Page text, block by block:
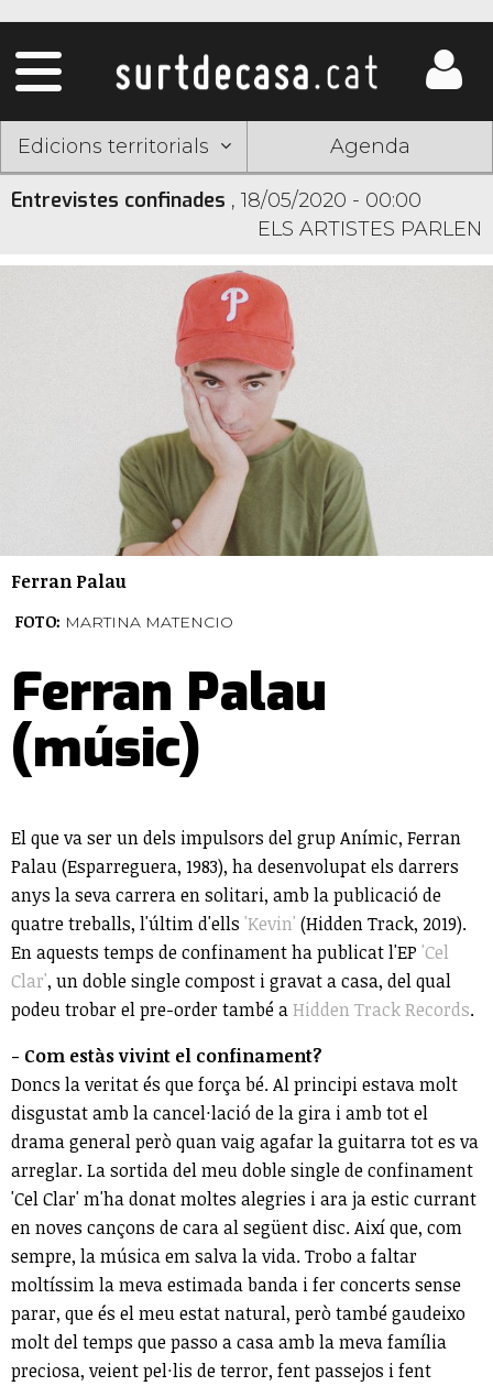
Edicions territorials Agenda
Entrevistes confinades , 18/05/2020 - 00:00
ELS ARTISTES PARLEN
Ferran Palau
FOTO: MARTINA MATENCIO
Ferran Palau
(músic)
El que va ser un dels impulsors del grup Anímic, Ferran
Palau (Esparreguera, 1983), ha desenvolupat els darrers
anys la seva carrera en solitari, amb la publicació de
quatre treballs, l'últim d'ells 'Kevin' (HiddenTrack, 2019).
En aquests temps de confinament ha publicat l'EP 'Cel
Clar', un doble single compost i gravat a casa, del qual
podeu trobar elpre-ordertambé aHidden TrackRecords.
- Com estàs vivint el confinament?
Doncs la veritat és que força bé. Al principi estava molt
disgustat amb la cancel·lació de la gira i amb tot el
drama general però quan vaig agafar la guitarra tot es va
arreglar. La sortida del meu doble single de confinament
'Cel Clar' m'ha donat moltes alegries i ara ja estic currant
en noves cançons de cara al següent disc. Així que, com
sempre, la música em salva la vida. Trobo a faltar
moltíssim la meva estimada banda i fer concerts sense
parar, que és el meu estat natural, però també gaudeixo
molt del temps que passo a casa amb la meva família
preciosa, veient pel·lis de terror, fent passejos i fent